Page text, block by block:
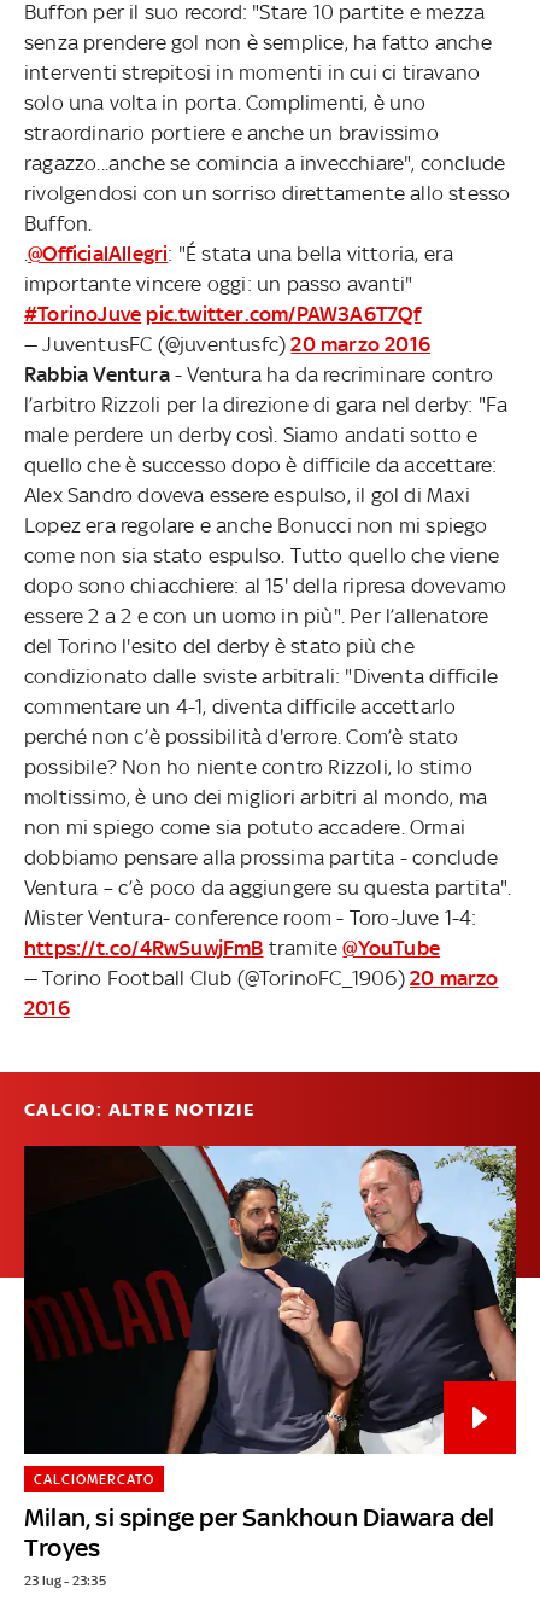
Buffon per il suo record: "Stare 10 partite e mezza
senza prendere gol non è semplice, ha fatto anche
interventi strepitosi in momenti in cui ci tiravano
solo una volta in porta. Complimenti, è uno
straordinario portiere e anche un bravissimo
ragazzo...anche se comincia a invecchiare", conclude
rivolgendosi con un sorriso direttamente allo stesso
Buffon.
.@OfficialAllegri: "É stata una bella vittoria, era
importante vincere oggi: un passo avanti"
#TorinoJuve pic.twitter.com/PAW3A6T7Qf
— JuventusFC (@juventusfc)20 marzo 2016
Rabbia Ventura- Ventura ha da recriminare contro
l’arbitro Rizzoli per la direzione di gara nel derby: "Fa
male perdere un derby così. Siamo andati sotto e
quello che è successo dopo è difficile da accettare:
Alex Sandro doveva essere espulso, il gol di Maxi
Lopez era regolare e anche Bonucci non mi spiego
come non sia stato espulso. Tutto quello che viene
dopo sono chiacchiere: al 15' della ripresa dovevamo
essere 2 a 2 e con un uomo in più". Per l’allenatore
del Torino l'esito del derby è stato più che
condizionato dalle sviste arbitrali: "Diventa difficile
commentare un 4-1, diventa difficile accettarlo
perché non c’è possibilità d'errore. Com’è stato
possibile? Non ho niente contro Rizzoli, lo stimo
moltissimo, è uno dei migliori arbitri al mondo, ma
non mi spiego come sia potuto accadere. Ormai
dobbiamo pensare alla prossima partita - conclude
Ventura – c’è poco da aggiungere su questa partita".
Mister Ventura- conference room - Toro-Juve 1-4:
https://t.co/4RwSuwjFmB tramite@YouTube
— Torino Football Club (@TorinoFC_1906) 20 marzo
2016
CALCIO: ALTRE NOTIZIE
Milan, si spinge per Sankhoun Diawara del
Troyes
CALCIOMERCATO
23 lug - 23:35